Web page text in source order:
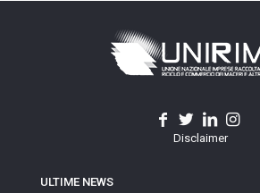
Disclaimer
ULTIME NEWS